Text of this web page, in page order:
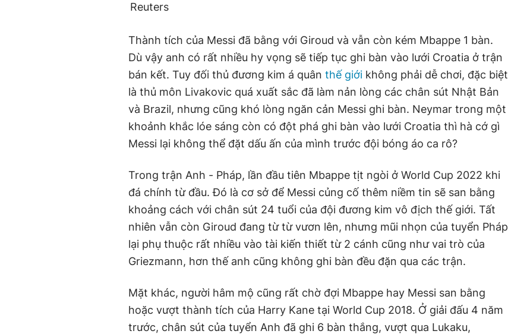
Reuters
Thành tích của Messi đã bằng với Giroud và vẫn còn kém Mbappe 1 bàn.
Dù vậy anh có rất nhiều hy vọng sẽ tiếp tục ghi bàn vào lưới Croatia ở trận
bán kết. Tuy đối thủ đương kim á quân thế giới không phải dễ chơi, đặc biệt
là thủ môn Livakovic quá xuất sắc đã làm nản lòng các chân sút Nhật Bản
và Brazil, nhưng cũng khó lòng ngăn cản Messi ghi bàn. Neymar trong một
khoảnh khắc lóe sáng còn có đột phá ghi bàn vào lưới Croatia thì hà cớ gì
Messi lại không thể đặt dấu ấn của mình trước đội bóng áo ca rô?
Trong trận Anh - Pháp, lần đầu tiên Mbappe tịt ngòi ở World Cup 2022 khi
đá chính từ đầu. Đó là cơ sở để Messi củng cố thêm niềm tin sẽ san bằng
khoảng cách với chân sút 24 tuổi của đội đương kim vô địch thế giới. Tất
nhiên vẫn còn Giroud đang từ từ vươn lên, nhưng mũi nhọn của tuyển Pháp
lại phụ thuộc rất nhiều vào tài kiến thiết từ 2 cánh cũng như vai trò của
Griezmann, hơn thế anh cũng không ghi bàn đều đặn qua các trận.
Mặt khác, người hâm mộ cũng rất chờ đợi Mbappe hay Messi san bằng
hoặc vượt thành tích của Harry Kane tại World Cup 2018. Ở giải đấu 4 năm
trước, chân sút của tuyển Anh đã ghi 6 bàn thắng, vượt qua Lukaku,